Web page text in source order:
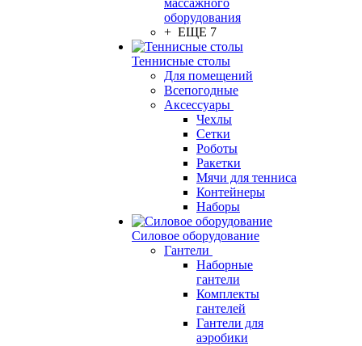
массажного
оборудования
+ ЕЩЕ 7
Теннисные столы
Для помещений
Всепогодные
Аксессуары
Чехлы
Сетки
Роботы
Ракетки
Мячи для тенниса
Контейнеры
Наборы
Силовое оборудование
Гантели
Наборные
гантели
Комплекты
гантелей
Гантели для
аэробики